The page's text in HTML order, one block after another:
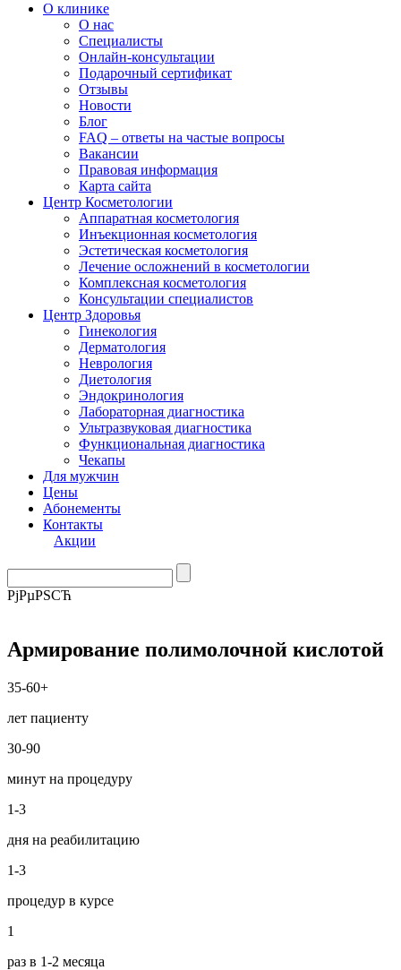
О клинике
О нас
Специалисты
Онлайн-консультации
Подарочный сертификат
Отзывы
Новости
Блог
FAQ – ответы на частые вопросы
Вакансии
Правовая информация
Карта сайта
Центр Косметологии
Аппаратная косметология
Инъекционная косметология
Эстетическая косметология
Лечение осложнений в косметологии
Комплексная косметология
Консультации специалистов
Центр Здоровья
Гинекология
Дерматология
Неврология
Диетология
Эндокринология
Лабораторная диагностика
Ультразвуковая диагностика
Функциональная диагностика
Чекапы
Для мужчин
Цены
Абонементы
Контакты
Акции
РјРµРЅСЋ
Армирование полимолочной кислотой
35-60+
лет пациенту
30-90
минут на процедуру
1-3
дня на реабилитацию
1-3
процедур в курсе
1
раз в 1-2 месяца